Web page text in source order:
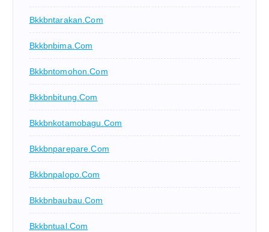
Bkkbntarakan.com
Bkkbnbima.com
Bkkbntomohon.com
Bkkbnbitung.com
Bkkbnkotamobagu.com
Bkkbnparepare.com
Bkkbnpalopo.com
Bkkbnbaubau.com
Bkkbntual.com